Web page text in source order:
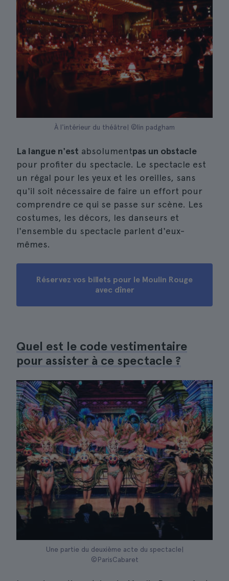
À l'intérieur du théâtre| ©lin padgham
La langue n'est absolumentpas un obstacle
pour profiter du spectacle. Le spectacle est
un régal pour les yeux et les oreilles, sans
qu'il soit nécessaire de faire un effort pour
comprendre ce qui se passe sur scène. Les
costumes, les décors, les danseurs et
l'ensemble du spectacle parlent d'eux-
mêmes.
Réservez vos billets pour le Moulin Rouge
avec dîner
Quel est le code vestimentaire
pour assister à ce spectacle ?
Une partie du deuxième acte du spectacle|
©ParisCabaret